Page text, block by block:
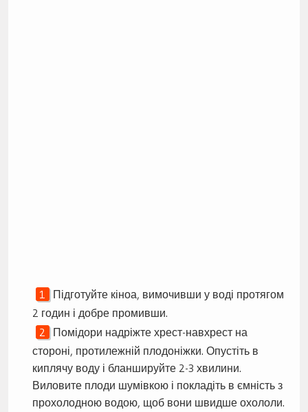
Підготуйте кіноа, вимочивши у воді протягом
2 годин і добре промивши.
Помідори надріжте хрест-навхрест на
стороні, протилежній плодоніжки. Опустіть в
киплячу воду і бланшируйте 2-3 хвилини.
Виловите плоди шумівкою і покладіть в ємність з
прохолодною водою, щоб вони швидше охололи.